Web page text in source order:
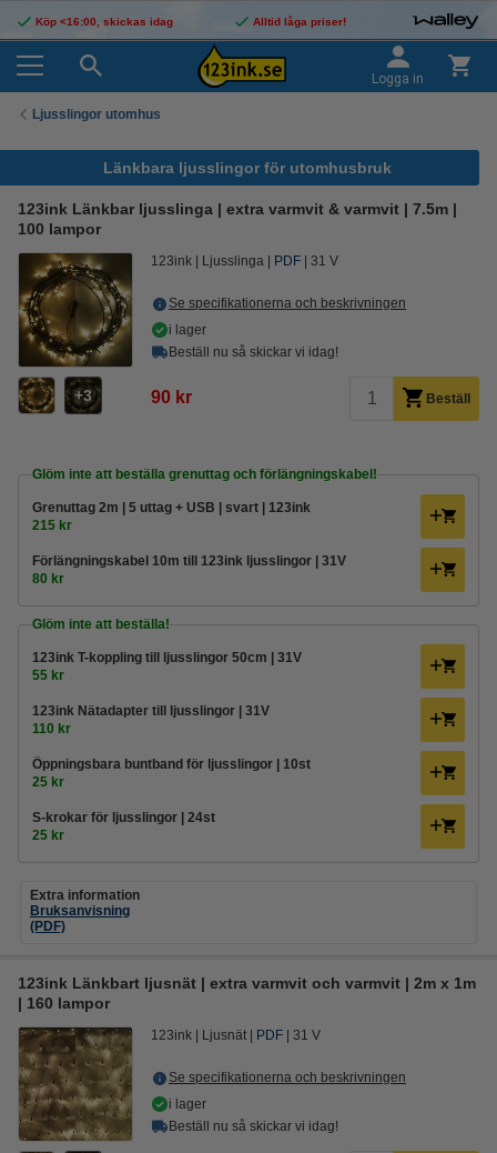
Köp <16:00, skickas idag Alltid låga priser!
Logga in
Ljusslingor utomhus
Länkbara ljusslingor för utomhusbruk
123ink Länkbar ljusslinga | extra varmvit & varmvit | 7.5m |
100 lampor
3
123ink Ljusslinga PDF 31 V
Se specifikationerna och beskrivningen
i lager
Beställ nu så skickar vi idag!
90 kr Beställ
Glöm inte att beställa grenuttag och förlängningskabel!
Grenuttag 2m | 5 uttag + USB | svart | 123ink
215 kr
Förlängningskabel 10m till 123ink ljusslingor | 31V
80 kr
Glöm inte att beställa!
123ink T-koppling till ljusslingor 50cm | 31V
55 kr
123ink Nätadapter till ljusslingor | 31V
110 kr
Öppningsbara buntband för ljusslingor | 10st
25 kr
S-krokar för ljusslingor | 24st
25 kr
Extra information
Bruksanvisning
(PDF)
123ink Länkbart ljusnät | extra varmvit och varmvit | 2m x 1m
| 160 lampor
123ink Ljusnät PDF 31 V
Se specifikationerna och beskrivningen
i lager
Beställ nu så skickar vi idag!